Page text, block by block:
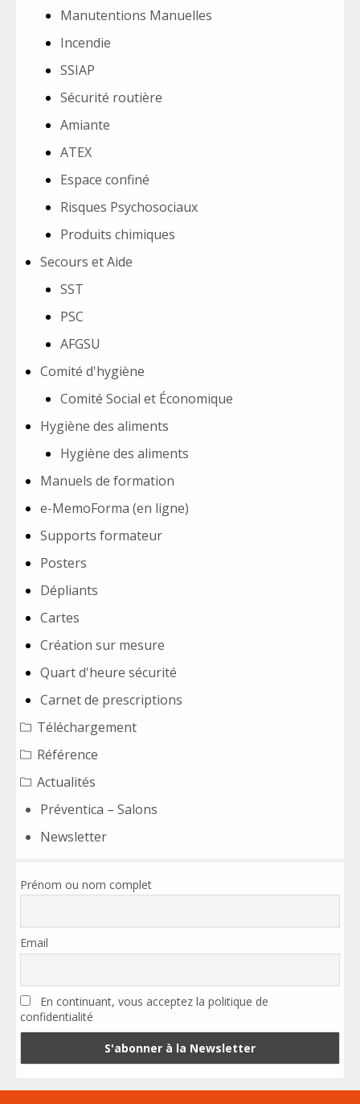
Manutentions Manuelles
Incendie
SSIAP
Sécurité routière
Amiante
ATEX
Espace confiné
Risques Psychosociaux
Produits chimiques
Secours et Aide
SST
PSC
AFGSU
Comité d'hygiène
Comité Social et Économique
Hygiène des aliments
Hygiène des aliments
Manuels de formation
e-MemoForma (en ligne)
Supports formateur
Posters
Dépliants
Cartes
Création sur mesure
Quart d'heure sécurité
Carnet de prescriptions
Téléchargement
Référence
Actualités
Préventica – Salons
Newsletter
Prénom ou nom complet
Email
En continuant, vous acceptez la politique de
confidentialité